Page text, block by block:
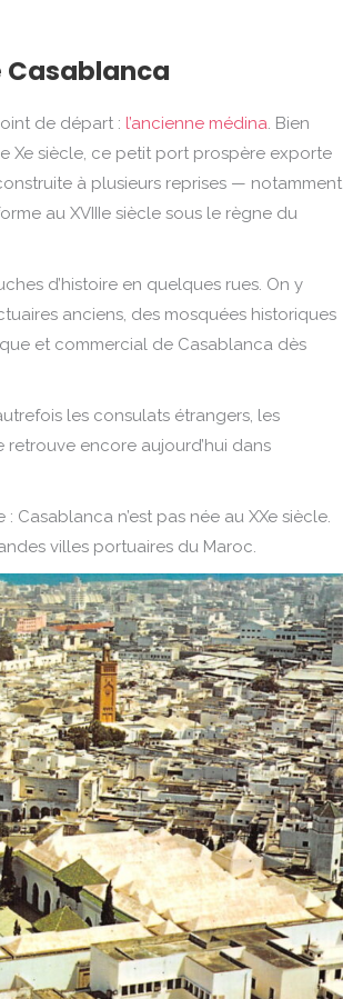
Casablanca
de départ : l’ancienne médina. Bien
Xe siècle, ce petit port prospère exporte
à plusieurs reprises — notamment
au XVIIIe siècle sous le règne du
d’histoire en quelques rues. On y
anciens, des mosquées historiques
et commercial de Casablanca dès
les consulats étrangers, les
encore aujourd’hui dans
n’est pas née au XXe siècle.
villes portuaires du Maroc.